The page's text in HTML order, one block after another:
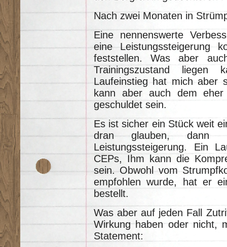
Nach zwei Monaten in
Eine nennenswerte
eine Leistungssteigerung
feststellen. Was aber
Trainingszustand liegen
Laufeinstieg hat mich aber
kann aber auch dem eher
geschuldet sein.
Es ist sicher ein Stück weit
dran glauben,
Leistungssteigerung. Ein
CEPs, Ihm kann die
sein. Obwohl vom
empfohlen wurde, hat er
bestellt.
Was aber auf jeden Fall
Wirkung haben oder nicht,
Statement: